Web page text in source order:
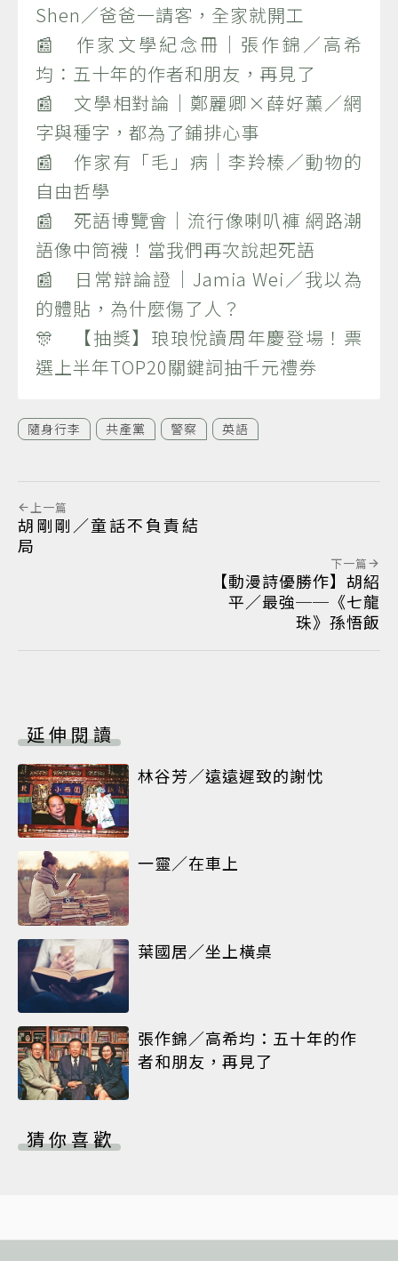
Shen／爸爸一請客，全家就開工
📰 作家文學紀念冊｜張作錦／高希
均：五十年的作者和朋友，再見了
📰 文學相對論｜鄭麗卿×薛好薰／網
字與種字，都為了鋪排心事
📰 作家有「毛」病｜李羚榛／動物的
自由哲學
📰 死語博覽會｜流行像喇叭褲 網路潮
語像中筒襪！當我們再次說起死語
📰 日常辯論證｜Jamia Wei／我以為
的體貼，為什麼傷了人？
🎊 【抽獎】琅琅悅讀周年慶登場！票
選上半年TOP20關鍵詞抽千元禮券
隨身行李 共產黨 警察 英語
上一篇
胡剛剛／童話不負責結
局
下一篇
【動漫詩優勝作】胡紹
平／最強──《七龍
珠》孫悟飯
延伸閱讀
林谷芳／遠遠遲致的謝忱
一靈／在車上
葉國居／坐上橫桌
張作錦／高希均：五十年的作
者和朋友，再見了
猜你喜歡